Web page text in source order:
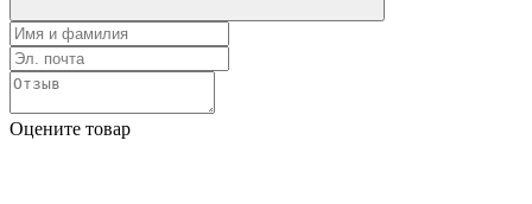
Оцените товар